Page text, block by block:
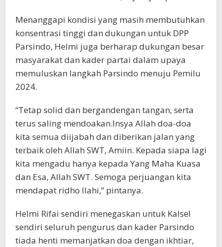
Menanggapi kondisi yang masih membutuhkan
konsentrasi tinggi dan dukungan untuk DPP
Parsindo, Helmi juga berharap dukungan besar
masyarakat dan kader partai dalam upaya
memuluskan langkah Parsindo menuju Pemilu
2024.
“Tetap solid dan bergandengan tangan, serta
terus saling mendoakan.Insya Allah doa-doa
kita semua diijabah dan diberikan jalan yang
terbaik oleh Allah SWT, Amiin. Kepada siapa lagi
kita mengadu hanya kepada Yang Maha Kuasa
dan Esa, Allah SWT. Semoga perjuangan kita
mendapat ridho Ilahi,” pintanya.
Helmi Rifai sendiri menegaskan untuk Kalsel
sendiri seluruh pengurus dan kader Parsindo
tiada henti memanjatkan doa dengan ikhtiar,